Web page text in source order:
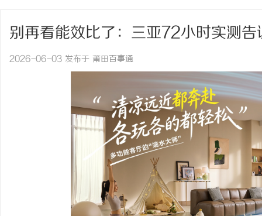
别再看能效比了：三亚72小时实测
2026-06-03 发布于 莆田百事通